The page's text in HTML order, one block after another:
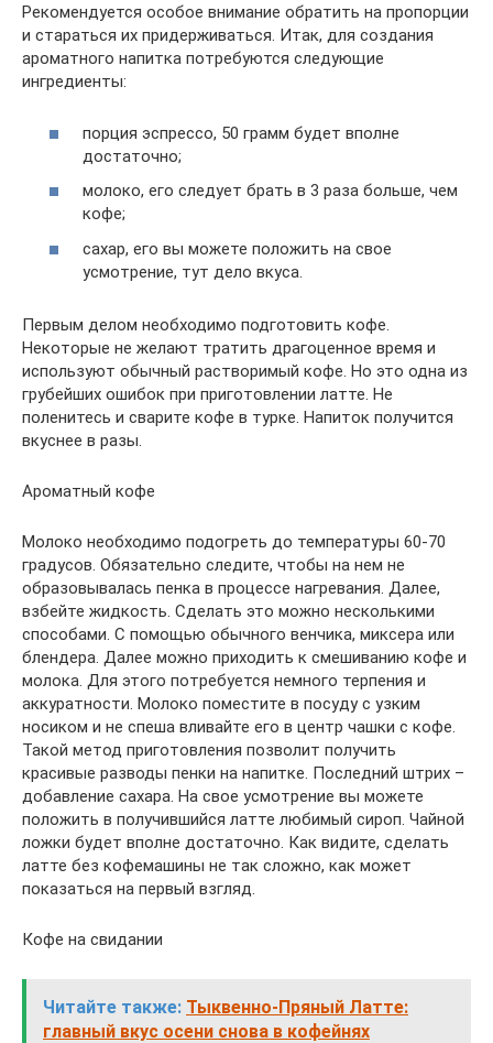
Рекомендуется особое внимание обратить на пропорции
и стараться их придерживаться. Итак, для создания
ароматного напитка потребуются следующие
ингредиенты:
порция эспрессо, 50 грамм будет вполне
достаточно;
молоко, его следует брать в 3 раза больше, чем
кофе;
сахар, его вы можете положить на свое
усмотрение, тут дело вкуса.
Первым делом необходимо подготовить кофе.
Некоторые не желают тратить драгоценное время и
используют обычный растворимый кофе. Но это одна из
грубейших ошибок при приготовлении латте. Не
поленитесь и сварите кофе в турке. Напиток получится
вкуснее в разы.
Ароматный кофе
Молоко необходимо подогреть до температуры 60-70
градусов. Обязательно следите, чтобы на нем не
образовывалась пенка в процессе нагревания. Далее,
взбейте жидкость. Сделать это можно несколькими
способами. С помощью обычного венчика, миксера или
блендера. Далее можно приходить к смешиванию кофе и
молока. Для этого потребуется немного терпения и
аккуратности. Молоко поместите в посуду с узким
носиком и не спеша вливайте его в центр чашки с кофе.
Такой метод приготовления позволит получить
красивые разводы пенки на напитке. Последний штрих –
добавление сахара. На свое усмотрение вы можете
положить в получившийся латте любимый сироп. Чайной
ложки будет вполне достаточно. Как видите, сделать
латте без кофемашины не так сложно, как может
показаться на первый взгляд.
Кофе на свидании
Читайте также: Тыквенно-Пряный Латте:
главный вкус осени снова в кофейнях